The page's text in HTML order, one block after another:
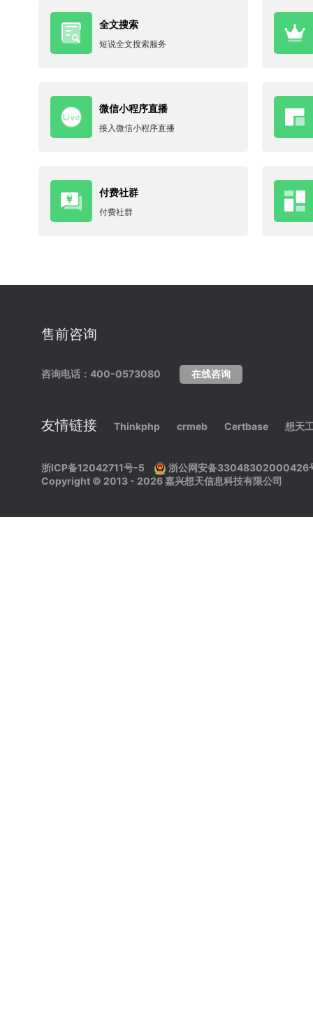
全文搜索
短说全文搜索服务
微信小程序直播
接入微信小程序直播
付费社群
付费社群
售前咨询
咨询电话：400-0573080 在线咨询
友情链接 Thinkphp crmeb Certbase 想天
浙ICP备12042711号-5
浙公网安备33048302000426
Copyright © 2013 - 2026嘉兴想天信息科技有限公司